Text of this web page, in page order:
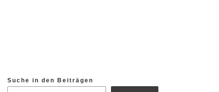
Suche in den Beiträgen